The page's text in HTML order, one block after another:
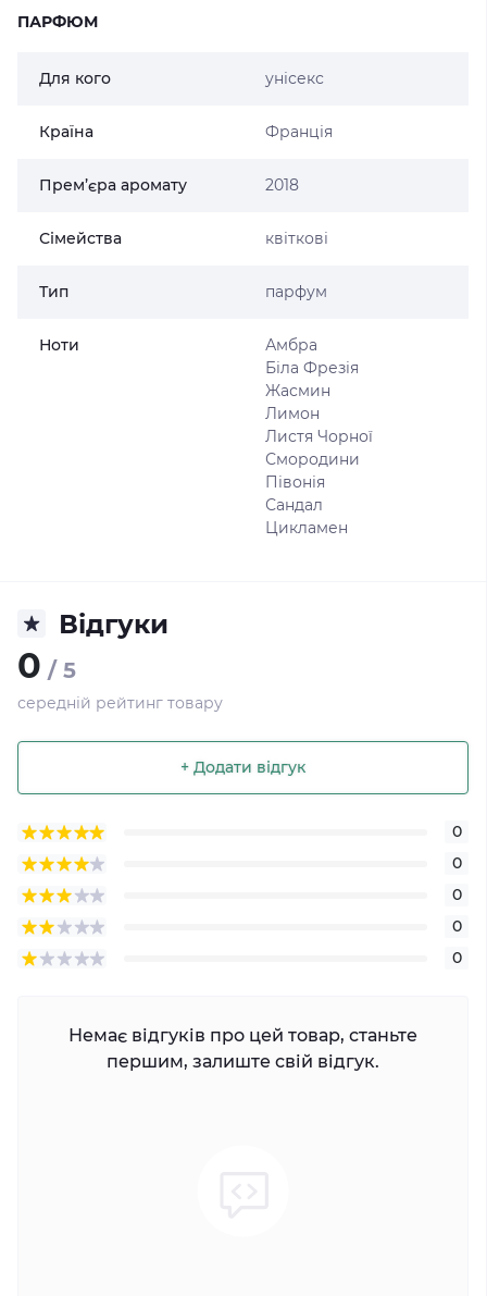
ПАРФЮМ
Для кого унісекс
Країна Франція
Прем’єра аромату 2018
Сімейства квіткові
Тип парфум
Ноти
Амбра
Біла Фрезія
Жасмин
Лимон
Листя Чорної
Смородини
Півонія
Сандал
Цикламен
Відгуки
0 / 5
середній рейтинг товару
+ Додати відгук
0
0
0
0
0
Немає відгуків про цей товар, станьте
першим, залиште свій відгук.